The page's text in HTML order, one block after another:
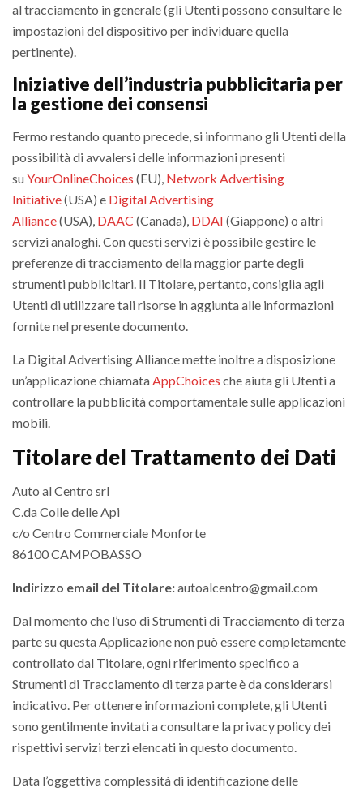
al tracciamento in generale (gli Utenti possono consultare le
impostazioni del dispositivo per individuare quella
pertinente).
Iniziative dell’industria pubblicitaria per
la gestione dei consensi
Fermo restando quanto precede, si informano gli Utenti della
possibilità di avvalersi delle informazioni presenti
suYourOnlineChoices (EU), Network Advertising
Initiative(USA) e Digital Advertising
Alliance(USA), DAAC (Canada), DDAI (Giappone) o altri
servizi analoghi. Con questi servizi è possibile gestire le
preferenze di tracciamento della maggior parte degli
strumenti pubblicitari. Il Titolare, pertanto, consiglia agli
Utenti di utilizzare tali risorse in aggiunta alle informazioni
fornite nel presente documento.
La Digital Advertising Alliance mette inoltre a disposizione
un’applicazione chiamata AppChoices che aiuta gli Utenti a
controllare la pubblicità comportamentale sulle applicazioni
mobili.
Titolare del Trattamento dei Dati
Auto al Centro srl
C.da Colle delle Api
c/o Centro Commerciale Monforte
86100 CAMPOBASSO
Indirizzo email del Titolare:autoalcentro@gmail.com
Dal momento che l’uso di Strumenti di Tracciamento di terza
parte su questa Applicazione non può essere completamente
controllato dal Titolare, ogni riferimento specifico a
Strumenti di Tracciamento di terza parte è da considerarsi
indicativo. Per ottenere informazioni complete, gli Utenti
sono gentilmente invitati a consultare la privacy policy dei
rispettivi servizi terzi elencati in questo documento.
Data l’oggettiva complessità di identificazione delle